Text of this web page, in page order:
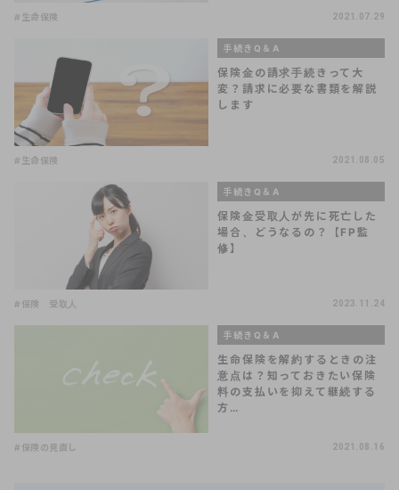
#生命保険 2021.07.29
手続きQ＆A
保険金の請求手続きって大
変？請求に必要な書類を解説
します
#生命保険 2021.08.05
手続きQ＆A
保険金受取人が先に死亡した
場合、どうなるの？【FP監
修】
#保険 受取人 2023.11.24
手続きQ＆A
生命保険を解約するときの注
意点は？知っておきたい保険
料の支払いを抑えて継続する
方…
#保険の見直し 2021.08.16